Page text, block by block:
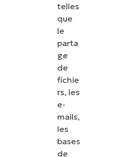
telles
que
le
parta
ge
de
fichie
rs, les
e-
mails,
les
bases
de